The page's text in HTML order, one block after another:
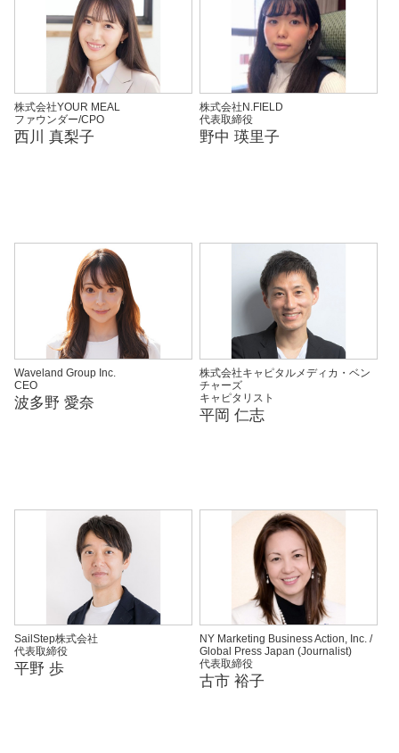
株式会社YOUR MEAL
ファウンダー/CPO
西川 真梨子
株式会社N.FIELD
代表取締役
野中 瑛里子
Waveland Group Inc.
CEO
波多野 愛奈
株式会社キャピタルメディカ・ベン
チャーズ
キャピタリスト
平岡 仁志
SailStep株式会社
代表取締役
平野 歩
NY Marketing Business Action, Inc. /
Global Press Japan (Journalist)
代表取締役
古市 裕子